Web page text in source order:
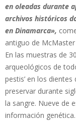
en oleadas durante
archivos históricos
en Dinamarca»,
antiguo de
En las muestras de
arqueológicos de
pestis’ en los
preservar durante
la sangre. Nueve de
información genética.